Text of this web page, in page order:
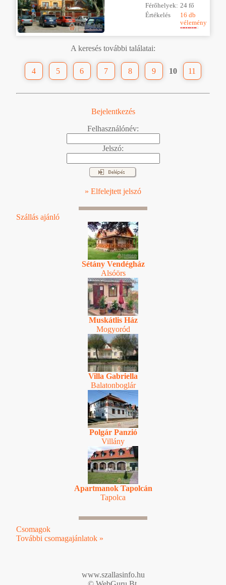
Férőhelyek: 24 fő
Értékelés
16 db
vélemény
A keresés további találatai:
4 5 6 7 8 9 10 11
Bejelentkezés
Felhasználónév:
Jelszó:
» Elfelejtett jelszó
Szállás ajánló
Sétány Vendégház
Alsóörs
Muskátlis Ház
Mogyoród
Villa Gabriella
Balatonboglár
Polgár Panzió
Villány
Apartmanok Tapolcán
Tapolca
Csomagok
További csomagajánlatok »
www.szallasinfo.hu